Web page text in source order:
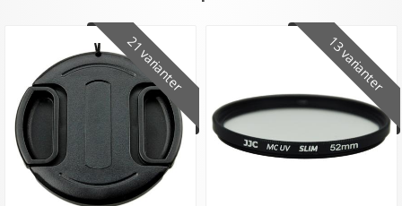
K&F Concept 10st Rengöringsstickor för fullformats
21 varianter 13 varianter